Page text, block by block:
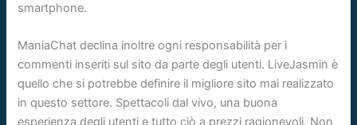
smartphone.
ManiaChat declina inoltre ogni responsabilità per i
commenti inseriti sul sito da parte degli utenti. LiveJasmin è
quello che si potrebbe definire il migliore sito mai realizzato
in questo settore. Spettacoli dal vivo, una buona
esperienza degli utenti e tutto ciò a prezzi ragionevoli. Non